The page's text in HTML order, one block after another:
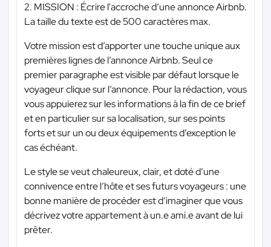
2. MISSION : Écrire l'accroche d’une annonce Airbnb.
La taille du texte est de 500 caractères max.
Votre mission est d’apporter une touche unique aux
premières lignes de l’annonce Airbnb. Seul ce
premier paragraphe est visible par défaut lorsque le
voyageur clique sur l’annonce. Pour la rédaction, vous
vous appuierez sur les informations à la fin de ce brief
et en particulier sur sa localisation, sur ses points
forts et sur un ou deux équipements d’exception le
cas échéant.
Le style se veut chaleureux, clair, et doté d’une
connivence entre l’hôte et ses futurs voyageurs : une
bonne manière de procéder est d’imaginer que vous
décrivez votre appartement à un.e ami.e avant de lui
prêter.